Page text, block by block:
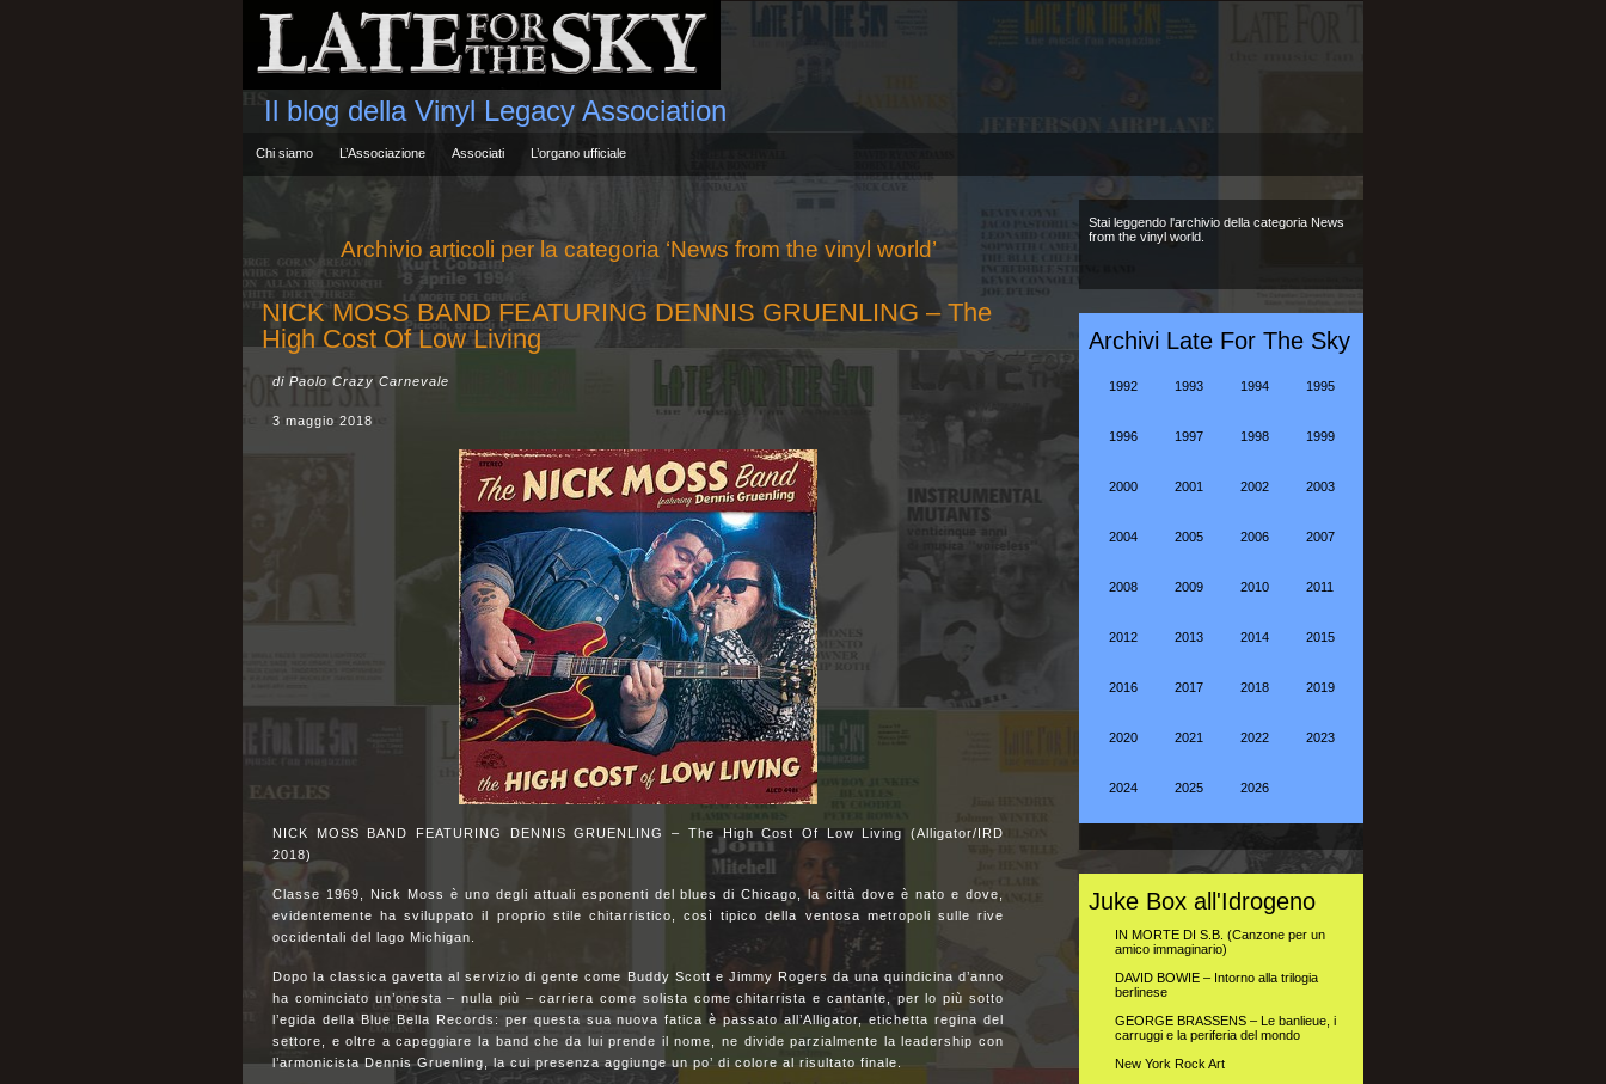
Il blog della Vinyl Legacy Association
Chi siamo L’Associazione Associati L’organo ufficiale
Archivio articoli per la categoria ‘News from the vinyl world’
NICK MOSS BAND FEATURING DENNIS GRUENLING – The
High Cost Of Low Living
di Paolo Crazy Carnevale
3 maggio 2018
NICK MOSS BAND FEATURING DENNIS GRUENLING – The High Cost Of Low Living (Alligator/IRD
2018)
Classe 1969, Nick Moss è uno degli attuali esponenti del blues di Chicago, la città dove è nato e dove,
evidentemente ha sviluppato il proprio stile chitarristico, così tipico della ventosa metropoli sulle rive
occidentali del lago Michigan.
Dopo la classica gavetta al servizio di gente come Buddy Scott e Jimmy Rogers da una quindicina d’anno
ha cominciato un’onesta – nulla più – carriera come solista come chitarrista e cantante, per lo più sotto
l’egida della Blue Bella Records: per questa sua nuova fatica è passato all’Alligator, etichetta regina del
settore, e oltre a capeggiare la band che da lui prende il nome, ne divide parzialmente la leadership con
l’armonicista Dennis Gruenling, la cui presenza aggiunge un po’ di colore al risultato finale.
Stai leggendo l'archivio della categoria News
from the vinyl world.
Archivi Late For The Sky
1992 1993 1994 1995
1996 1997 1998 1999
2000 2001 2002 2003
2004 2005 2006 2007
2008 2009 2010 2011
2012 2013 2014 2015
2016 2017 2018 2019
2020 2021 2022 2023
2024 2025 2026
Juke Box all'Idrogeno
IN MORTE DI S.B. (Canzone per un
amico immaginario)
DAVID BOWIE – Intorno alla trilogia
berlinese
GEORGE BRASSENS – Le banlieue, i
carruggi e la periferia del mondo
New York Rock Art